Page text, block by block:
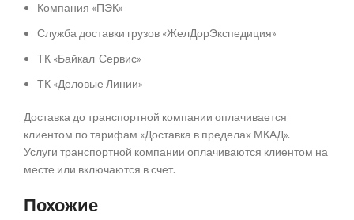
Компания «ПЭК»
Служба доставки грузов «ЖелДорЭкспедиция»
ТК «Байкал-Сервис»
ТК «Деловые Линии»
Доставка до транспортной компании оплачивается
клиентом по тарифам «Доставка в пределах МКАД».
Услуги транспортной компании оплачиваются клиентом на
месте или включаются в счет.
Похожие